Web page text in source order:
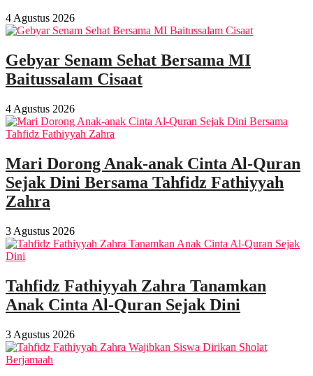
4 Agustus 2026
Gebyar Senam Sehat Bersama MI
Baitussalam Cisaat
4 Agustus 2026
Mari Dorong Anak-anak Cinta Al-Quran
Sejak Dini Bersama Tahfidz Fathiyyah
Zahra
3 Agustus 2026
Tahfidz Fathiyyah Zahra Tanamkan
Anak Cinta Al-Quran Sejak Dini
3 Agustus 2026